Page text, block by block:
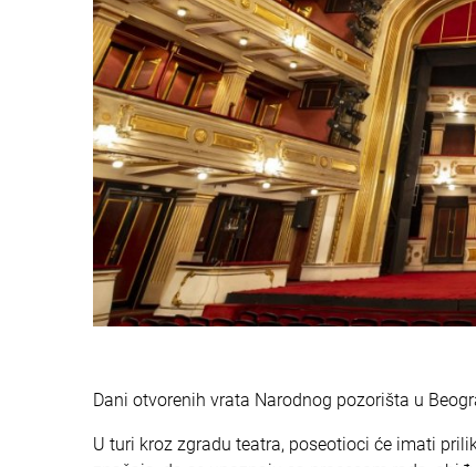
Dani otvorenih vrata Narodnog pozorišta u
U turi kroz zgradu teatra, poseotioci će imati